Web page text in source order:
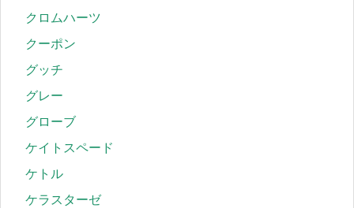
クロムハーツ
クーポン
グッチ
グレー
グローブ
ケイトスペード
ケトル
ケラスターゼ